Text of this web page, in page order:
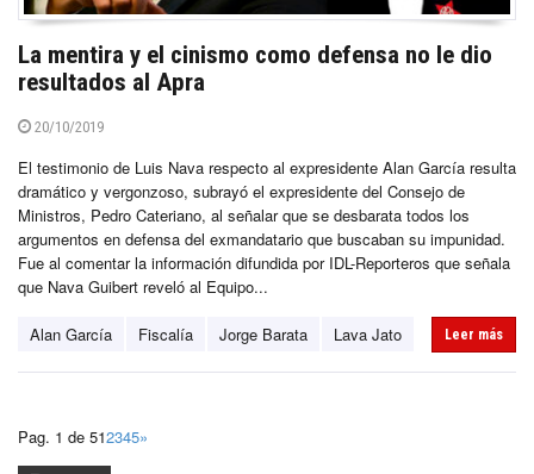
La mentira y el cinismo como defensa no le dio
resultados al Apra
20/10/2019
El testimonio de Luis Nava respecto al expresidente Alan García resulta
dramático y vergonzoso, subrayó el expresidente del Consejo de
Ministros, Pedro Cateriano, al señalar que se desbarata todos los
argumentos en defensa del exmandatario que buscaban su impunidad.
Fue al comentar la información difundida por IDL-Reporteros que señala
que Nava Guibert reveló al Equipo...
Alan García Fiscalía Jorge Barata Lava Jato Leer más
Pag. 1 de 512345»